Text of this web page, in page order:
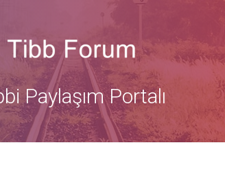
Paylaşım Portalı